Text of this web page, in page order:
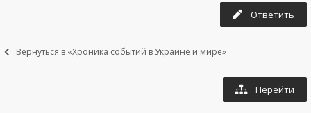
Ответить
Вернуться в «Хроника событий в Украине и мире»
Перейти